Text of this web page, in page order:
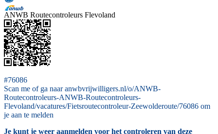
ANWB Routecontroleurs Flevoland
#76086
Scan me of ga naar anwbvrijwilligers.nl/o/ANWB-
Routecontroleurs-ANWB-Routecontroleurs-
Flevoland/vacatures/Fietsroutecontroleur-Zeewolderoute/76086 om
je aan te melden
Je kunt je weer aanmelden voor het controleren van deze